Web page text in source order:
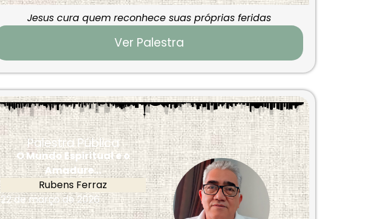
Jesus cura quem reconhece suas próprias feridas
Ver Palestra
Palestra Pública
O Mundo Espiritual e o
Amadure...
Rubens Ferraz
22 de março de 2026